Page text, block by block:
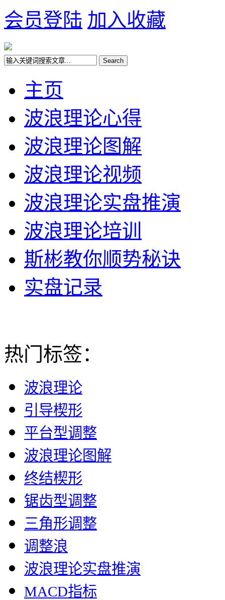
会员登陆 加入收藏
主页
波浪理论心得
波浪理论图解
波浪理论视频
波浪理论实盘推演
波浪理论培训
斯彬教你顺势秘诀
实盘记录
热门标签：
波浪理论
引导楔形
平台型调整
波浪理论图解
终结楔形
锯齿型调整
三角形调整
调整浪
波浪理论实盘推演
MACD指标